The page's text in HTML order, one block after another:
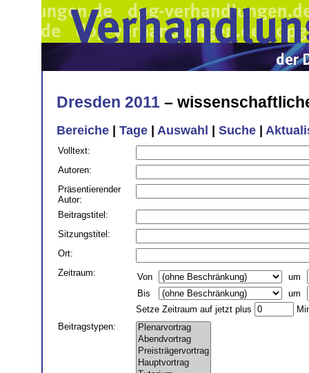
Dresden 2011 –
Bereiche Tage Auswahl Suche
Volltext:
Autoren:
Präsentierender
Autor:
Beitragstitel :
Sitzungstitel :
Ort:
Zeitraum:
Von
um
Bis
um
Setze Zeitraum auf jetzt plus
Beitragstypen: